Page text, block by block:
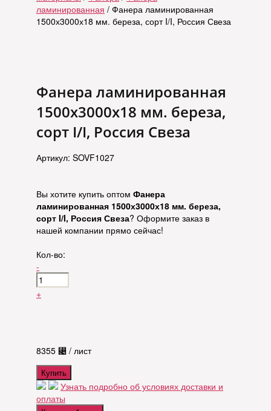
ламинированная / Фанера ламинированная
1500х3000х18 мм. береза, сорт I/I, Россия Свеза
Фанера ламинированная
1500х3000х18 мм. береза,
сорт I/I, Россия Свеза
Артикул: SOVF1027
Вы хотите купить оптом Фанера
ламинированная 1500х3000х18 мм. береза,
сорт I/I, Россия Свеза? Оформите заказ в
нашей компании прямо сейчас!
Кол-во:
-
+
8355 ⃄ / лист
Купить
Узнать подробно об условиях доставки и
оплаты